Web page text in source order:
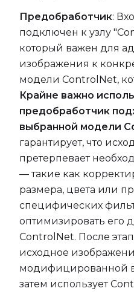
Предобработчик:
подключен к узлу
который важен для
изображения к
модели ControlNet,
Крайне важно
предобработчик
выбранной модели
гарантирует, что
претерпевает
— такие как
размера, цвета или
специфических
оптимизировать его
ControlNet. После
исходное
модифицированной
затем использует